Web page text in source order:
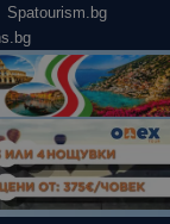
Spatourism.bg